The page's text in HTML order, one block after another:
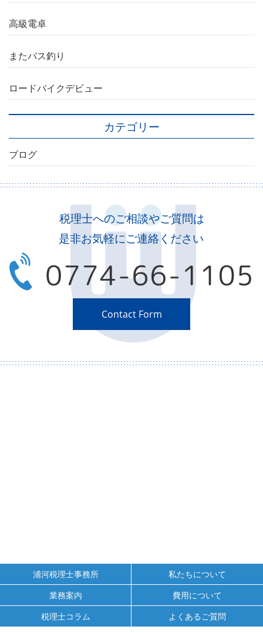
高級電卓
またバス釣り
ロードバイクデビュー
カテゴリー
ブログ
税理士へのご相談やご質問は
是非お気軽にご連絡ください
Contact Form
浦河税理士事務所
私たちについて
業務案内
費用について
税理士コラム
よくあるご質問